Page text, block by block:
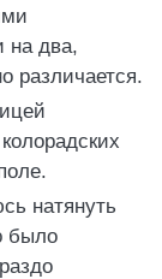
на два,
различается.
натянуть
было